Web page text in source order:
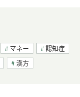
マネー
認知症
漢方